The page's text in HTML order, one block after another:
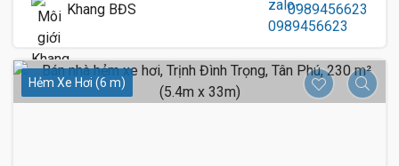
Khang BĐS 0989456623
Hẻm Xe Hơi (6 m)